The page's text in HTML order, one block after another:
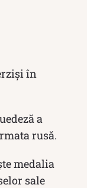
în
a
rusă.
medalia
sale